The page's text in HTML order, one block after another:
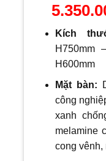
Kích
H750mm
H600mm
Mặt bàn:
công
xanh
melamine
cong vênh,